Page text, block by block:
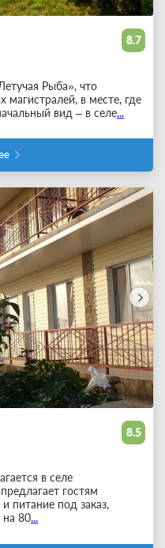
8.7
Рыба», что
в месте, где
вид – в селе...
8.5
в селе
гостям
питание под заказ,
на 80...